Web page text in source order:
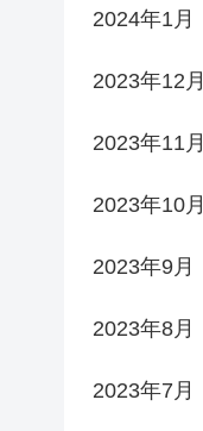
2024年1月
2023年12月
2023年11月
2023年10月
2023年9月
2023年8月
2023年7月